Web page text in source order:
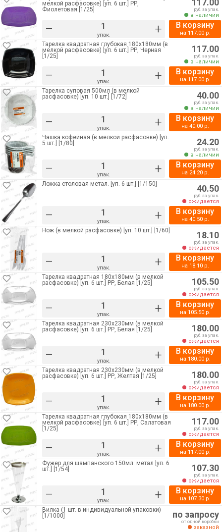
мелкой расфасовке) [уп. 6 шт.] РР,
Фиолетовая [1/25]
– упак. +
117.00
руб. за упак.
в наличии
В корзину
на 117.00р.
Тарелка квадратная глубокая 180х180мм (в
мелкой расфасовке) [уп. 6 шт.] РР, Черная
[1/25]
– упак. +
117.00
руб. за упак.
в наличии
В корзину
на 117.00р.
Тарелка суповая 500мл (в мелкой
расфасовке) [уп. 10 шт.] [1/72]
– упак. +
40.00
руб. за упак.
в наличии
В корзину
на 40.00р.
Чашка кофейная (в мелкой расфасовке) [уп.
5 шт.] [1/80]
– упак. +
24.20
руб. за упак.
в наличии
В корзину
на 24.20р.
Ложка столовая метал. [уп. 6 шт.] [1/150]
– упак. +
40.50
руб. за упак.
ожидается
В корзину
на 40.50р.
Нож (в мелкой расфасовке) [уп. 10 шт.] [1/60]
– упак. +
18.10
руб. за упак.
ожидается
В корзину
на 18.10р.
Тарелка квадратная 180х180мм (в мелкой
расфасовке) [уп. 6 шт.] РР, Белая [1/25]
– упак. +
105.50
руб. за упак.
ожидается
В корзину
на 105.50р.
Тарелка квадратная 230х230мм (в мелкой
расфасовке) [уп. 6 шт.] РР, Белая [1/25]
– упак. +
180.00
руб. за упак.
ожидается
В корзину
на 180.00р.
Тарелка квадратная 230х230мм (в мелкой
расфасовке) [уп. 6 шт.] РР, Желтая [1/25]
– упак. +
180.00
руб. за упак.
ожидается
В корзину
на 180.00р.
Тарелка квадратная глубокая 180х180мм (в
мелкой расфасовке) [уп. 6 шт.] РР, Салатовая
[1/25]
– упак. +
117.00
руб. за упак.
ожидается
В корзину
на 117.00р.
Фужер для шампанского 150мл. метал [уп. 6
шт.] [1/54]
– упак. +
107.30
руб. за упак.
ожидается
В корзину
на 107.30р.
Вилка (1 шт. в индивидуальной упаковки)
[1/1000]
по запросу
от одной коробки
заказной